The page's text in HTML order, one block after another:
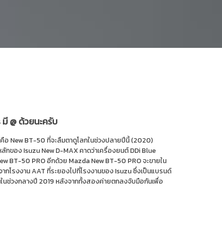
มี @ ด้วยนะครับ
อ New BT-50 ที่จะลืมตาดูโลกในช่วงปลายปีนี้ (2020)
กของ Isuzu New D-MAX คาดว่าเครื่องยนต์ DDi Blue
BT-50 PRO อีกด้วย Mazda New BT-50 PRO จะขายใน
กโรงงาน AAT ที่ระยองไปที่โรงงานของ Isuzu ซึ่งเป็นแบรนด์
นช่วงกลางปี 2019 หลังจากทั้งสองค่ายตกลงจับมือกันเพื่อ